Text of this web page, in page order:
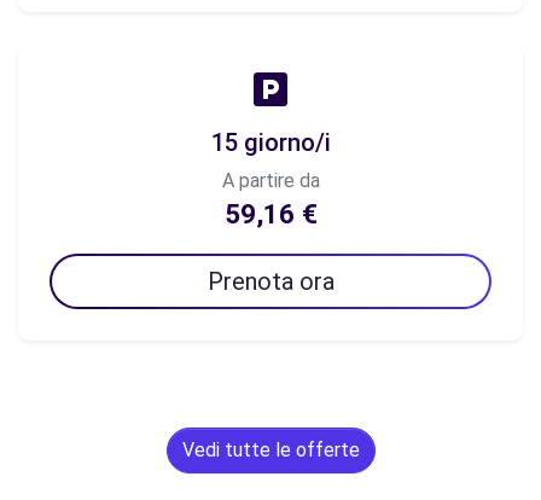
15 giorno/i
A partire da
59,16 €
Prenota ora
Vedi tutte le offerte